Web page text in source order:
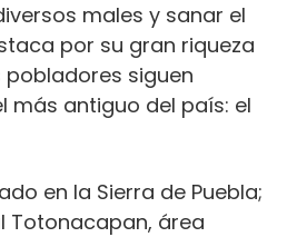
males y sanar el
por su gran riqueza
siguen
más antiguo del país: el
en la Sierra de Puebla;
Totonacapan, área